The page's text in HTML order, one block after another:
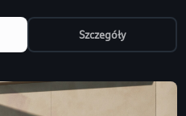
Szczegóły